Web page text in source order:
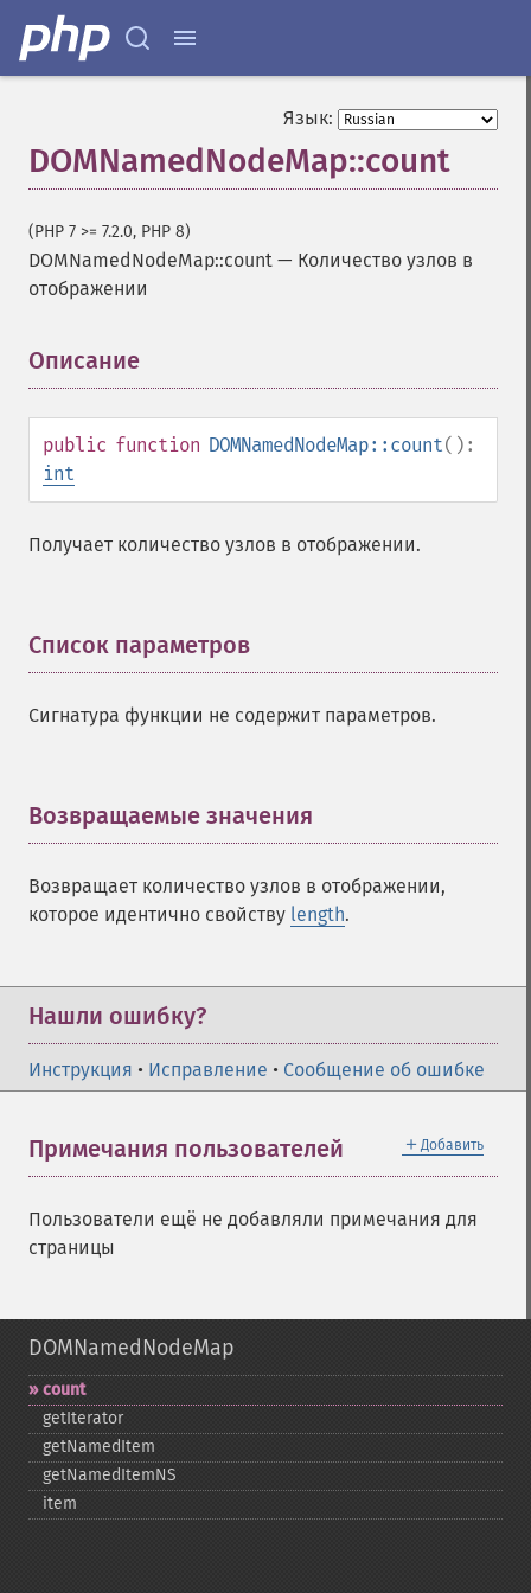
Язык:
DOMNamedNodeMap::count
(PHP 7 >= 7.2.0, PHP 8)
DOMNamedNodeMap::count — Количество узлов в
отображении
Описание
public function DOMNamedNodeMap::count():
int
Получает количество узлов в отображении.
Список параметров
Сигнатура функции не содержит параметров.
Возвращаемые значения
Возвращает количество узлов в отображении,
которое идентично свойству length.
Нашли ошибку?
Инструкция • Исправление • Сообщение об ошибке
＋ Добавить
Примечания пользователей
Пользователи ещё не добавляли примечания для
страницы
DOMNamedNodeMap
count
getIterator
getNamedItem
getNamedItemNS
item